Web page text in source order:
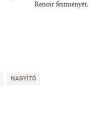
Renoir festményét.
NAGYÍTÓ